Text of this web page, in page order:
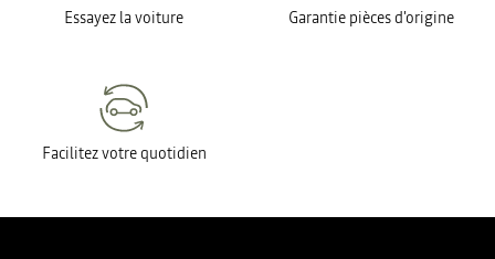
Essayez la voiture Garantie pièces d'origine
Facilitez votre quotidien